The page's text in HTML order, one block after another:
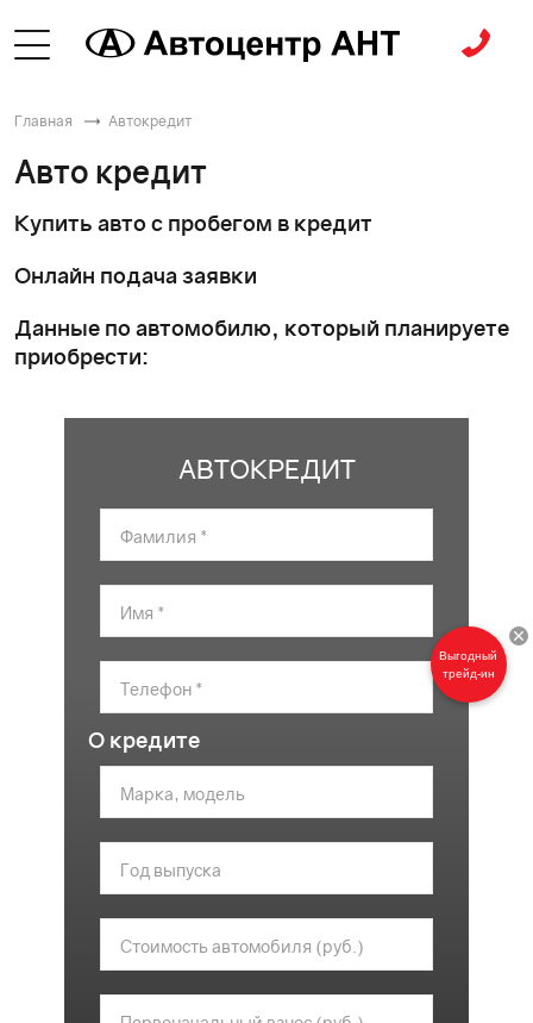
Главная Автокредит
Авто кредит
Купить авто с пробегом в кредит
Онлайн подача заявки
Данные по автомобилю, который планируете
приобрести:
АВТОКРЕДИТ
О кредите
Выгодный
трейд-ин